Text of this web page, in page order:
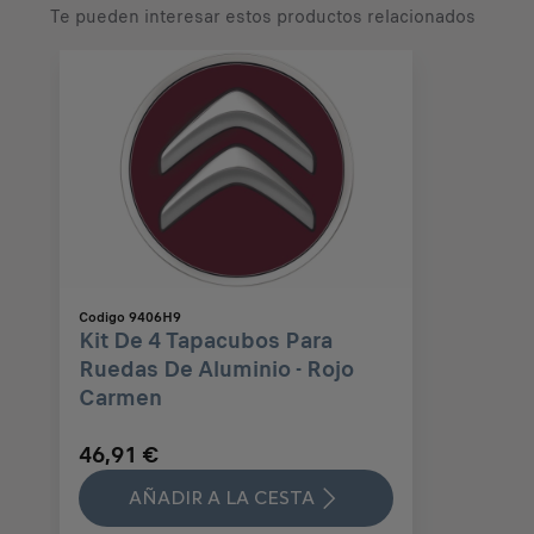
Te pueden interesar estos productos relacionados
Codigo 9406H9
Kit De 4 Tapacubos Para
Ruedas De Aluminio - Rojo
Carmen
46,91 €
AÑADIR A LA CESTA